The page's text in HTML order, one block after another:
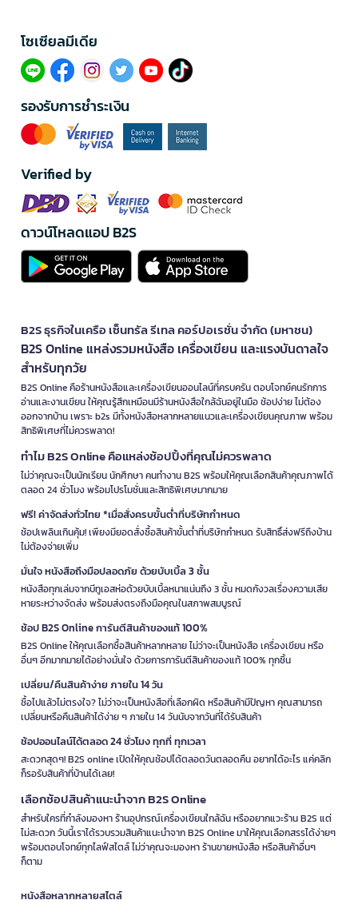
โซเซียลมีเดีย​
รองรับการชำระเงิน
Verified by
ดาวน์โหลดแอป B2S
B2S ธุรกิจในเครือ เซ็นทรัล รีเทล คอร์ปอเรชั่น จำกัด (มหาชน)
B2S Online แหล่งรวมหนังสือ เครื่องเขียน และแรงบันดาลใจ
สำหรับทุกวัย
B2S Online คือร้านหนังสือและเครื่องเขียนออนไลน์ที่ครบครัน ตอบโจทย์คนรักการ
อ่านและงานเขียน ให้คุณรู้สึกเหมือนมีร้านหนังสือใกล้ฉันอยู่ในมือ ช้อปง่าย ไม่ต้อง
ออกจากบ้าน เพราะ b2s มีทั้งหนังสือหลากหลายแนวและเครื่องเขียนคุณภาพ พร้อม
สิทธิพิเศษที่ไม่ควรพลาด!
ทำไม B2S Online คือแหล่งช้อปปิ้งที่คุณไม่ควรพลาด
ไม่ว่าคุณจะเป็นนักเรียน นักศึกษา คนทำงาน B2S พร้อมให้คุณเลือกสินค้าคุณภาพได้
ตลอด 24 ชั่วโมง พร้อมโปรโมชั่นและสิทธิพิเศษมากมาย
ฟรี! ค่าจัดส่งทั่วไทย *เมื่อสั่งครบขั้นต่ำที่บริษัทกำหนด
ช้อปเพลินเกินคุ้ม! เพียงมียอดสั่งซื้อสินค้าขั้นต่ำที่บริษัทกำหนด รับสิทธิ์ส่งฟรีถึงบ้าน
ไม่ต้องจ่ายเพิ่ม
มั่นใจ หนังสือถึงมือปลอดภัย ด้วยบับเบิ้ล 3 ชั้น
หนังสือทุกเล่มจากบีทูเอสห่อด้วยบับเบิ้ลหนาแน่นถึง 3 ชั้น หมดกังวลเรื่องความเสีย
หายระหว่างจัดส่ง พร้อมส่งตรงถึงมือคุณในสภาพสมบูรณ์
ช้อป B2S Online การันตีสินค้าของแท้ 100%
B2S Online ให้คุณเลือกซื้อสินค้าหลากหลาย ไม่ว่าจะเป็นหนังสือ เครื่องเขียน หรือ
อื่นๆ อีกมากมายได้อย่างมั่นใจ ด้วยการการันตีสินค้าของแท้ 100% ทุกชิ้น
เปลี่ยน/คืนสินค้าง่าย ภายใน 14 วัน
ซื้อไปแล้วไม่ตรงใจ? ไม่ว่าจะเป็นหนังสือที่เลือกผิด หรือสินค้ามีปัญหา คุณสามารถ
เปลี่ยนหรือคืนสินค้าได้ง่าย ๆ ภายใน 14 วันนับจากวันที่ได้รับสินค้า
ช้อปออนไลน์ได้ตลอด 24 ชั่วโมง ทุกที่ ทุกเวลา
สะดวกสุดๆ! B2S online เปิดให้คุณช้อปได้ตลอดวันตลอดคืน อยากได้อะไร แค่คลิก
ก็รอรับสินค้าที่บ้านได้เลย!
เลือกช้อปสินค้าแนะนำจาก B2S Online
สำหรับใครที่กำลังมองหา ร้านอุปกรณ์เครื่องเขียนใกล้ฉัน หรืออยากแวะร้าน B2S แต่
ไม่สะดวก วันนี้เราได้รวบรวมสินค้าแนะนำจาก B2S Online มาให้คุณเลือกสรรได้ง่ายๆ
พร้อมตอบโจทย์ทุกไลฟ์สไตล์ ไม่ว่าคุณจะมองหา ร้านขายหนังสือ หรือสินค้าอื่นๆ
ก็ตาม
หนังสือหลากหลายสไตล์